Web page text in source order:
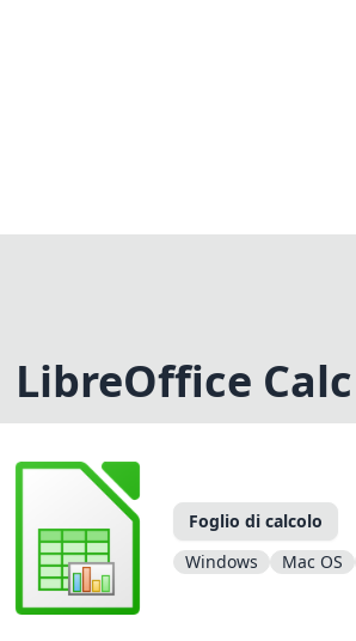
LibreOffice Calc
Foglio di calcolo
Windows
Mac OS